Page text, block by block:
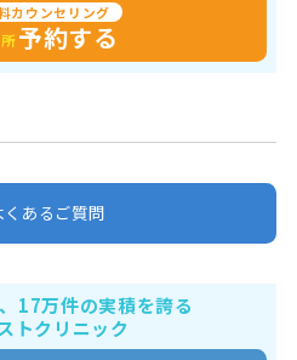
カウンセリング
予約する
くあるご質問
17万件の実積を誇る
トクリニック